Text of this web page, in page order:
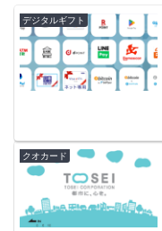
デジタルギフト
クオカード